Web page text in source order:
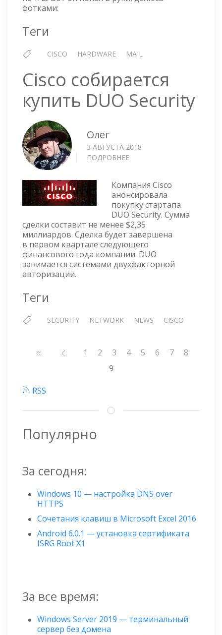
фотками:
Теги
CISCO HARDWARE MAIL
Cisco собирается
купить DUO Security
Олег
3 АВГУСТА 2018
ПОДРОБНЕЕ
КУПИТЬ
DUO
SECURITY
Компания Cisco
анонсировала
покупку стартапа
DUO Security. Сумма
сделки составит не менее $2,35
миллиардов. Сделка будет завершена
в первом квартале следующего
финансового года компании. DUO
занимается системами двухфакторной
авторизации.
Теги
SECURITY NETWORK NEWS CISCO
Нумерация
Страница
1 Страница
2 Страница
3 Страница
4 Страница
5 Страница
6 Страница
7 Страница
8
9
RSS
Популярно
За сегодня:
Windows 10 — настройка DNS over
HTTPS
Сочетания клавиш в Microsoft Excel 2016
Android 6.0.1 — установка сертификата
ISRG Root X1
За все время:
Windows Server 2019 — терминальный
сервер без домена